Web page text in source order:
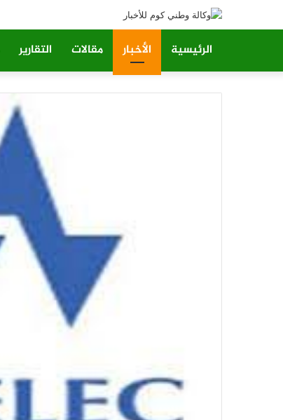
الرئيسية الأخبار مقالات التقارير